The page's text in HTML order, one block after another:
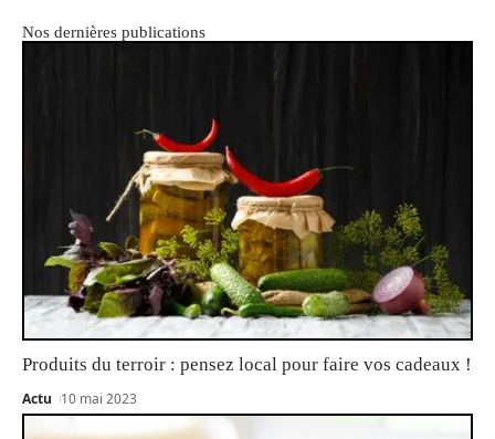
Nos dernières publications
Produits du terroir : pensez local pour faire vos cadeaux !
Actu 10 mai 2023